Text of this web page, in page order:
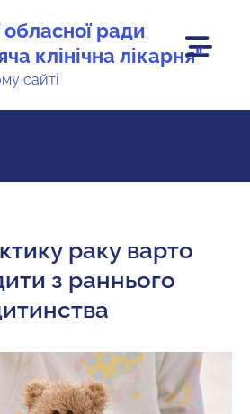
ради
клінічна лікарня"
сайті
раку варто
з раннього